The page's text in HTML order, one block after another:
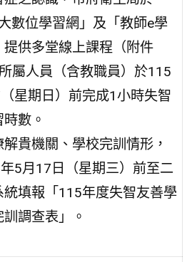
大數位學習網」及「教師e學
提供多堂線上課程（附件
屬人員（含教職員）於115
星期日）前完成1小時失智
數。
貴機關、學校完訓情形，
5月17日（星期三）前至二
統填報「115年度失智友善學
調查表」。